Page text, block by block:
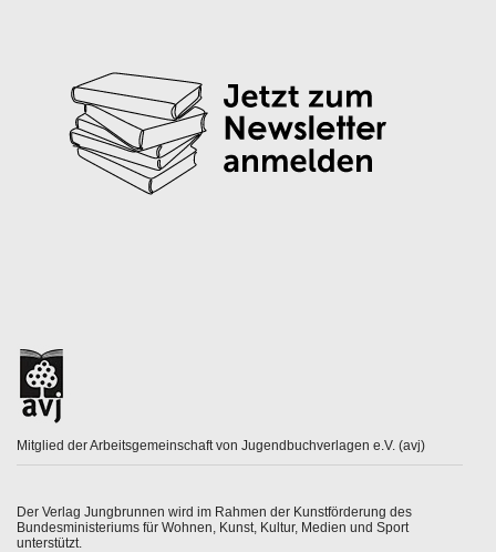
Mitglied der Arbeitsgemeinschaft von Jugendbuchverlagen e.V. (avj)
Der Verlag Jungbrunnen wird im Rahmen der Kunstförderung des
Bundesministeriums für Wohnen, Kunst, Kultur, Medien und Sport
unterstützt.